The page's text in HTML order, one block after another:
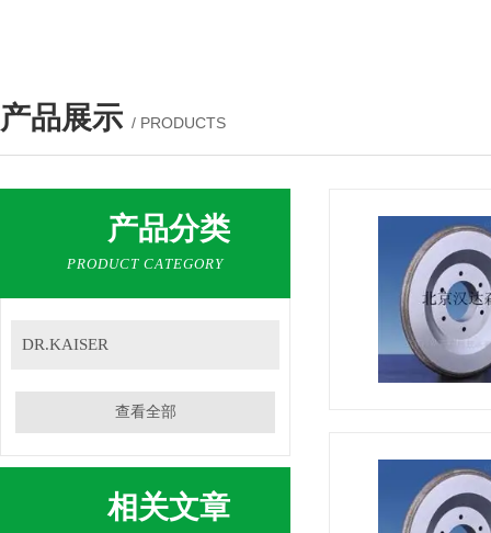
产品展示 / PRODUCTS
产品分类
PRODUCT CATEGORY
DR.KAISER
查看全部
相关文章